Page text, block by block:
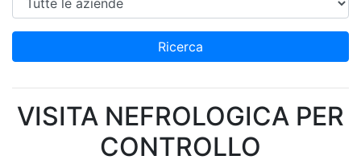
Ricerca
VISITA NEFROLOGICA PER
CONTROLLO